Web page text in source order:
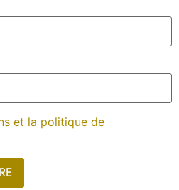
et la politique de